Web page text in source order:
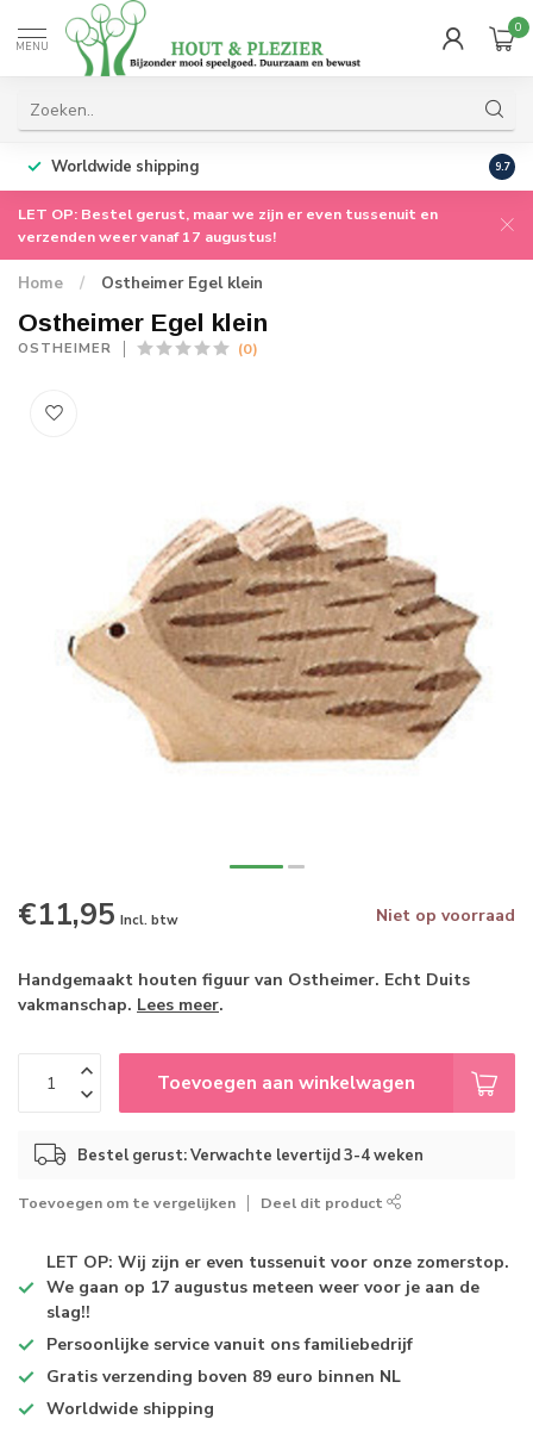
MENU
0
Worldwide shipping 9.7
LET OP: Bestel gerust, maar we zijn er even tussenuit en
verzenden weer vanaf 17 augustus!
Home / Ostheimer Egel klein
Ostheimer Egel klein
OSTHEIMER (0)
€11,95 Incl. btw Niet op voorraad
Handgemaakt houten figuur van Ostheimer. Echt Duits
vakmanschap. Lees meer.
Toevoegen aan winkelwagen
Bestel gerust: Verwachte levertijd 3-4 weken
Toevoegen om te vergelijken Deel dit product
LET OP: Wij zijn er even tussenuit voor onze zomerstop.
We gaan op 17 augustus meteen weer voor je aan de
slag!!
Persoonlijke service vanuit ons familiebedrijf
Gratis verzending boven 89 euro binnen NL
Worldwide shipping